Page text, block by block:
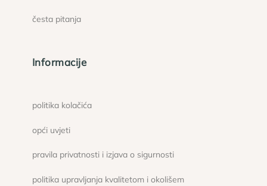
česta pitanja
Informacije
politika kolačića
opći uvjeti
pravila privatnosti i izjava o sigurnosti
politika upravljanja kvalitetom i okolišem